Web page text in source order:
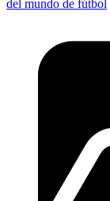
del mundo de fútbol